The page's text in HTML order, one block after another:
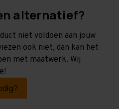
alternatief?
niet voldoen aan jouw
ook niet, dan kan het
met maatwerk. Wij